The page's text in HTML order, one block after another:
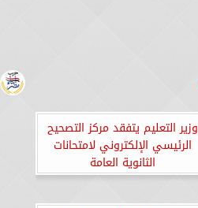
وزير التعليم يتفقد مركز التصحيح
الرئيسي الإلكتروني لامتحانات
الثانوية العامة